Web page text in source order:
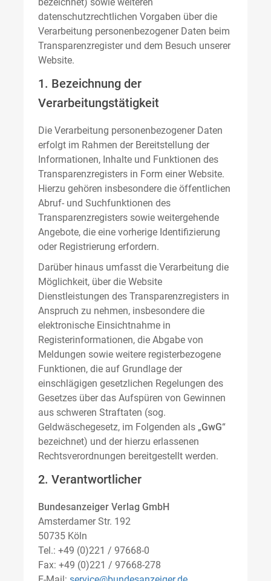
datenschutzrechtlichen Vorgaben über die
Verarbeitung personenbezogener Daten beim
Transparenzregister und dem Besuch unserer
Website.
1. Bezeichnung der
Verarbeitungstätigkeit
Die Verarbeitung personenbezogener Daten
erfolgt im Rahmen der Bereitstellung der
Informationen, Inhalte und Funktionen des
Transparenzregisters in Form einer Website.
Hierzu gehören insbesondere die öffentlichen
Abruf- und Suchfunktionen des
Transparenzregisters sowie weitergehende
Angebote, die eine vorherige Identifizierung
oder Registrierung erfordern.
Darüber hinaus umfasst die Verarbeitung die
Möglichkeit, über die Website
Dienstleistungen des Transparenzregisters in
Anspruch zu nehmen, insbesondere die
elektronische Einsichtnahme in
Registerinformationen, die Abgabe von
Meldungen sowie weitere registerbezogene
Funktionen, die auf Grundlage der
einschlägigen gesetzlichen Regelungen des
Gesetzes über das Aufspüren von Gewinnen
aus schweren Straftaten (sog.
Geldwäschegesetz, im Folgenden als „GwG“
bezeichnet) und der hierzu erlassenen
Rechtsverordnungen bereitgestellt werden.
2. Verantwortlicher
Bundesanzeiger Verlag GmbH
Amsterdamer Str. 192
50735 Köln
Tel.: +49 (0)221 / 97668-0
Fax: +49 (0)221 / 97668-278